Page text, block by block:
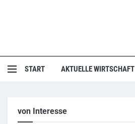
START AKTUELLE WIRTSCHAFT
von Interesse